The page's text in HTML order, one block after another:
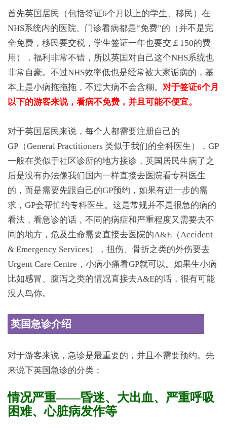
首先英国居民（包括签证6个月以上的学生、移民）在
NHS系统内的医院、门诊看病都是“免费”的（并不是完
全免费，移民要交税，学生签证一年也要交￡150的费
用），福利非常不错，所以英国对自己这个NHS系统也
非常自豪。不过NHS效率低也是经常被大家诟病的，基
本上是小病拖拖拖，不过大病不会含糊。 对于签证6个月
以下的游客来说，看病不免费，并且可能不便宜。
对于英国居民来说，每个人都需要注册自己的
GP（General Practitioners 类似于我们的全科医生），GP
一般在类似于社区诊所的地方接诊，英国居民生病了之
后是没有办法像我们国内一样直接去医院看专科医生
的，而是需要先跟自己的GP预约，如果有进一步的需
求，GP会帮忙约专科医生。这是常规并不是很急的病的
看法，看急诊的话，不同的病症和严重程度又需要去不
同的地方，危及生命需要直接去医院的A&E（Accident
& Emergency Services），扭伤、骨折之类的外伤要去
Urgent Care Centre，小病小痛看GP就可以。如果生小病
比如感冒、腹泻之类的情况直接去A&E的话，很有可能
没人鸟你。
英国急诊介绍
对于游客来说，急诊是最重要的，并且不需要预约。先
来说下英国急诊的分类：
情况严重——昏迷、大出血、严重呼吸
困难、心脏病发作等